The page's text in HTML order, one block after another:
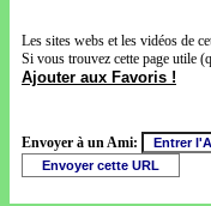
Les sites webs et les vidéos de
Si vous trouvez cette page utile
Ajouter aux Favoris !
Envoyer à un Ami: